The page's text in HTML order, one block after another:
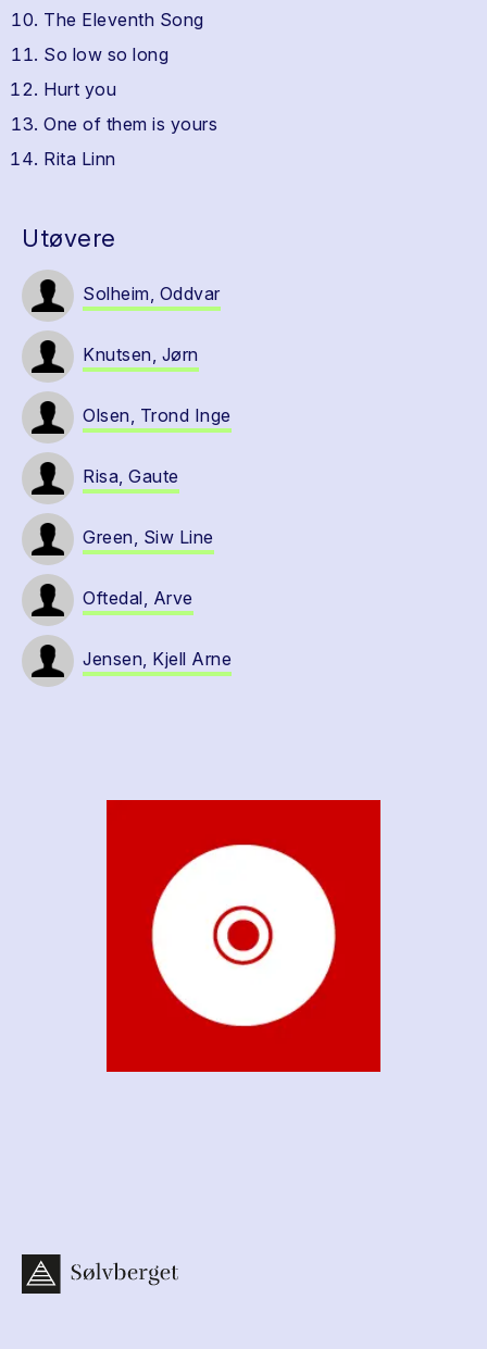
The Eleventh Song
So low so long
Hurt you
One of them is yours
Rita Linn
Utøvere
Solheim, Oddvar
Knutsen, Jørn
Olsen, Trond Inge
Risa, Gaute
Green, Siw Line
Oftedal, Arve
Jensen, Kjell Arne